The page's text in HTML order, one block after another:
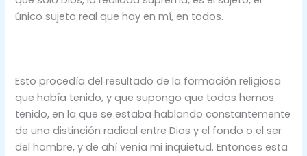
único sujeto real que hay en mí, en todos.
Esto procedía del resultado de la formación religiosa
que había tenido, y que supongo que todos hemos
tenido, en la que se estaba hablando constantemente
de una distinción radical entre Dios y el fondo o el ser
del hombre, y de ahí venía mi inquietud. Entonces esta